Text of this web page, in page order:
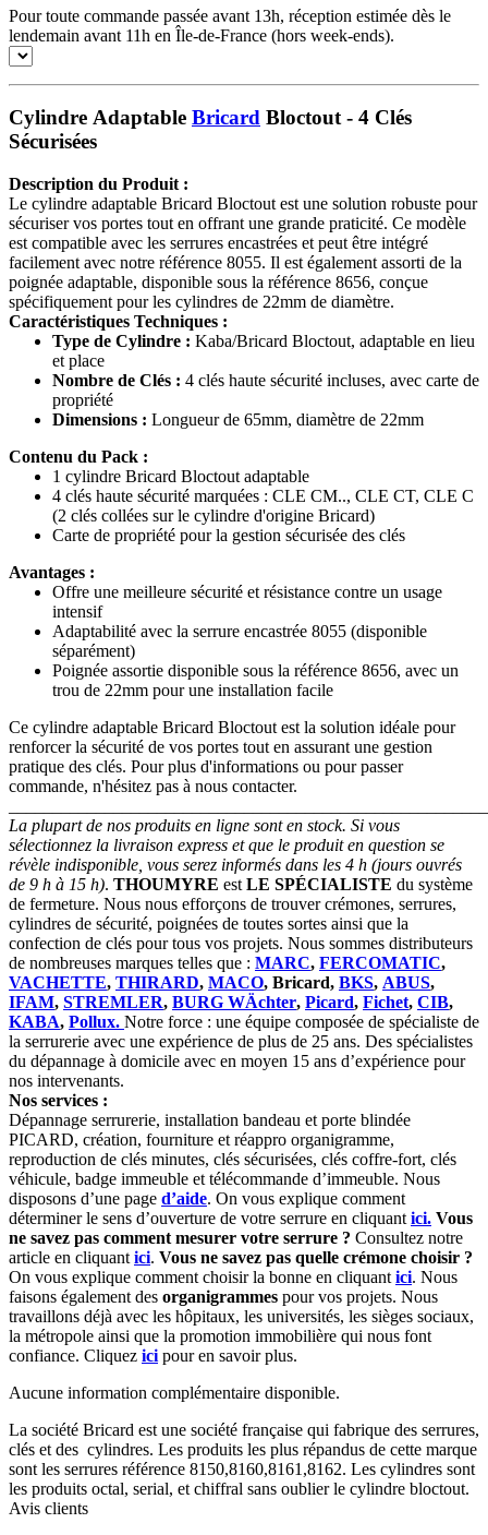
Pour toute commande passée avant 13h, réception estimée dès le
lendemain avant 11h en Île-de-France (hors week-ends).
Cylindre Adaptable Bricard Bloctout - 4 Clés
Sécurisées
Description du Produit :
Le cylindre adaptable Bricard Bloctout est une solution robuste pour
sécuriser vos portes tout en offrant une grande praticité. Ce modèle
est compatible avec les serrures encastrées et peut être intégré
facilement avec notre référence 8055. Il est également assorti de la
poignée adaptable, disponible sous la référence 8656, conçue
spécifiquement pour les cylindres de 22mm de diamètre.
Caractéristiques Techniques :
Type de Cylindre : Kaba/Bricard Bloctout, adaptable en lieu
et place
Nombre de Clés : 4 clés haute sécurité incluses, avec carte de
propriété
Dimensions : Longueur de 65mm, diamètre de 22mm
Contenu du Pack :
1 cylindre Bricard Bloctout adaptable
4 clés haute sécurité marquées : CLE CM.., CLE CT, CLE C
(2 clés collées sur le cylindre d'origine Bricard)
Carte de propriété pour la gestion sécurisée des clés
Avantages :
Offre une meilleure sécurité et résistance contre un usage
intensif
Adaptabilité avec la serrure encastrée 8055 (disponible
séparément)
Poignée assortie disponible sous la référence 8656, avec un
trou de 22mm pour une installation facile
Ce cylindre adaptable Bricard Bloctout est la solution idéale pour
renforcer la sécurité de vos portes tout en assurant une gestion
pratique des clés. Pour plus d'informations ou pour passer
commande, n'hésitez pas à nous contacter.
La plupart de nos produits en ligne sont en stock. Si vous
sélectionnez la livraison express et que le produit en question se
révèle indisponible, vous serez informés dans les 4 h (jours ouvrés
de 9 h à 15 h). THOUMYRE est LE SPÉCIALISTE du système
de fermeture. Nous nous efforçons de trouver crémones, serrures,
cylindres de sécurité, poignées de toutes sortes ainsi que la
confection de clés pour tous vos projets. Nous sommes distributeurs
de nombreuses marques telles que : MARC, FERCOMATIC,
VACHETTE, THIRARD, MACO, Bricard, BKS, ABUS,
IFAM, STREMLER, BURG WÄchter, Picard, Fichet, CIB,
KABA, Pollux. Notre force : une équipe composée de spécialiste de
la serrurerie avec une expérience de plus de 25 ans. Des spécialistes
du dépannage à domicile avec en moyen 15 ans d’expérience pour
nos intervenants.
Nos services :
Dépannage serrurerie, installation bandeau et porte blindée
PICARD, création, fourniture et réappro organigramme,
reproduction de clés minutes, clés sécurisées, clés coffre-fort, clés
véhicule, badge immeuble et télécommande d’immeuble. Nous
disposons d’une page d’aide. On vous explique comment
déterminer le sens d’ouverture de votre serrure en cliquant ici. Vous
ne savez pas comment mesurer votre serrure ? Consultez notre
article en cliquant ici. Vous ne savez pas quelle crémone choisir ?
On vous explique comment choisir la bonne en cliquant ici. Nous
faisons également des organigrammes pour vos projets. Nous
travaillons déjà avec les hôpitaux, les universités, les sièges sociaux,
la métropole ainsi que la promotion immobilière qui nous font
confiance. Cliquez ici pour en savoir plus.
Aucune information complémentaire disponible.
La société Bricard est une société française qui fabrique des serrures,
clés et des cylindres. Les produits les plus répandus de cette marque
sont les serrures référence 8150,8160,8161,8162. Les cylindres sont
les produits octal, serial, et chiffral sans oublier le cylindre bloctout.
Avis clients